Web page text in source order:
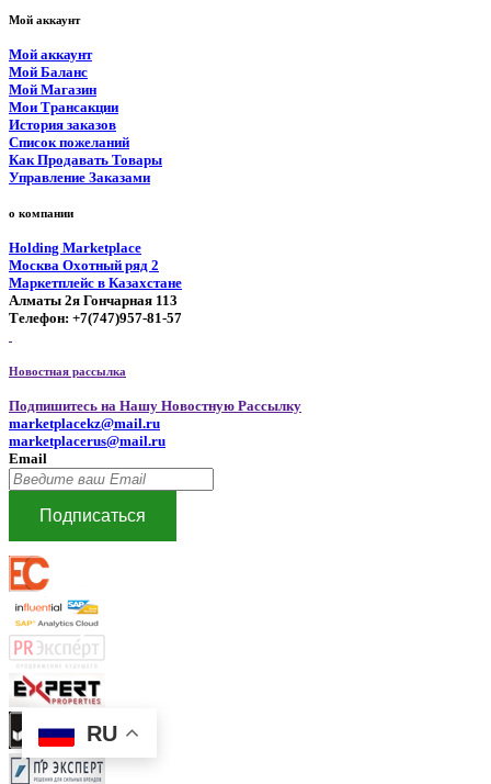
RU
Мой аккаунт
Мой аккаунт
Мой Баланс
Мой Магазин
Мои Трансакции
История заказов
Список пожеланий
Как Продавать Товары
Управление Заказами
о компании
Holding Marketplace
Москва Охотный ряд 2
Маркетплейс в Казахстане
Алматы 2я Гончарная 113
Телефон: +7(747)957-81-57
Новостная рассылка
Подпишитесь на Нашу Новостную Рассылку
marketplacekz@mail.ru
marketplacerus@mail.ru
Email
Подписаться